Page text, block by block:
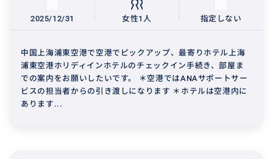
2025/12/31 女性1人 指定しない
中国上海浦東空港で空港でピックアップ、最寄りホテル上海
浦東空港ホリディインホテルのチェックイン手続き、部屋ま
での案内をお願いしたいです。 ＊空港ではANAサポートサー
ビスの担当者からの引き渡しになります ＊ホテルは空港内に
あります...